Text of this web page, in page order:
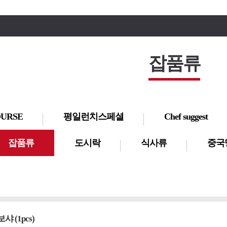
잡품류
평일런치스페셜 Chef suggest
잡품류 도시락 식사류 중국
샤 (1pcs)